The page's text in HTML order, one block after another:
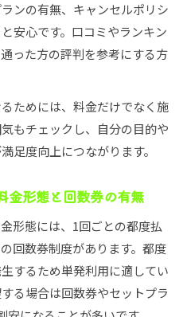
ンの有無、キャンセルポリシ
安心です。口コミやランキン
った方の評判を参考にする方
ためには、料金だけでなく施
もチェックし、自分の目的や
足度向上につながります。
金形態と回数券の有無
形態には、1回ごとの都度払
回数券制度があります。都度
するため単発利用に適してい
る場合は回数券やセットプラ